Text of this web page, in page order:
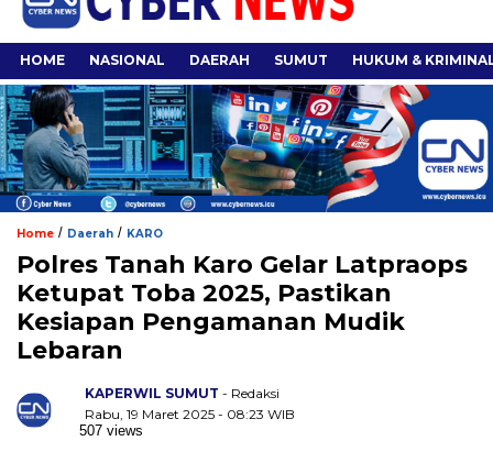
HOME NASIONAL DAERAH SUMUT HUKUM &
Home / Daerah / KARO
Polres Tanah Karo Gelar Latpraops
Ketupat Toba 2025, Pastikan
Kesiapan Pengamanan Mudik
Lebaran
KAPERWIL SUMUT - Redaksi
Rabu, 19 Maret 2025 - 08:23 WIB
507 views